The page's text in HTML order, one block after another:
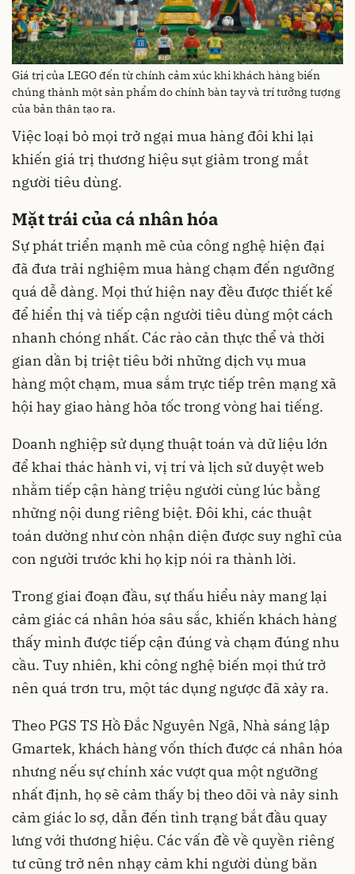
Giá trị của LEGO đến từ chính cảm xúc khi khách hàng biến
chúng thành một sản phẩm do chính bàn tay và trí tưởng tượng
của bản thân tạo ra.
Việc loại bỏ mọi trở ngại mua hàng đôi khi lại
khiến giá trị thương hiệu sụt giảm trong mắt
người tiêu dùng.
Mặt trái của cá nhân hóa
Sự phát triển mạnh mẽ của công nghệ hiện đại
đã đưa trải nghiệm mua hàng chạm đến ngưỡng
quá dễ dàng. Mọi thứ hiện nay đều được thiết kế
để hiển thị và tiếp cận người tiêu dùng một cách
nhanh chóng nhất. Các rào cản thực thể và thời
gian dần bị triệt tiêu bởi những dịch vụ mua
hàng một chạm, mua sắm trực tiếp trên mạng xã
hội hay giao hàng hỏa tốc trong vòng hai tiếng.
Doanh nghiệp sử dụng thuật toán và dữ liệu lớn
để khai thác hành vi, vị trí và lịch sử duyệt web
nhằm tiếp cận hàng triệu người cùng lúc bằng
những nội dung riêng biệt. Đôi khi, các thuật
toán dường như còn nhận diện được suy nghĩ của
con người trước khi họ kịp nói ra thành lời.
Trong giai đoạn đầu, sự thấu hiểu này mang lại
cảm giác cá nhân hóa sâu sắc, khiến khách hàng
thấy mình được tiếp cận đúng và chạm đúng nhu
cầu. Tuy nhiên, khi công nghệ biến mọi thứ trở
nên quá trơn tru, một tác dụng ngược đã xảy ra.
Theo PGS TS Hồ Đắc Nguyên Ngã, Nhà sáng lập
Gmartek, khách hàng vốn thích được cá nhân hóa
nhưng nếu sự chính xác vượt qua một ngưỡng
nhất định, họ sẽ cảm thấy bị theo dõi và nảy sinh
cảm giác lo sợ, dẫn đến tình trạng bắt đầu quay
lưng với thương hiệu. Các vấn đề về quyền riêng
tư cũng trở nên nhạy cảm khi người dùng băn